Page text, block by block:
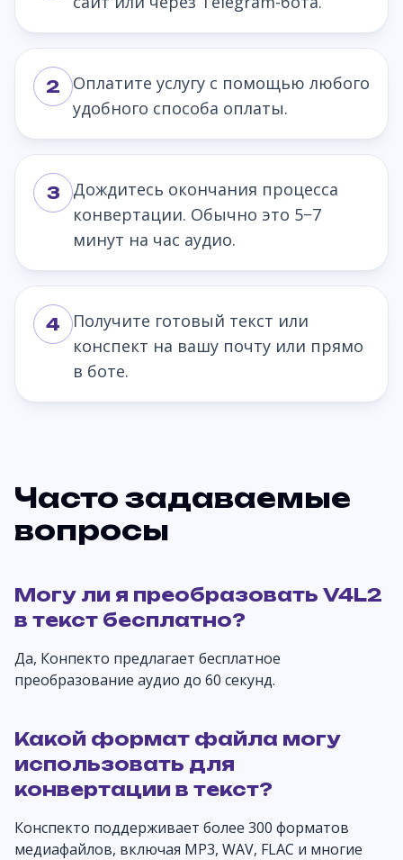
2
Оплатите услугу с помощью любого
удобного способа оплаты.
3
Дождитесь окончания процесса
конвертации. Обычно это 5−7
минут на час аудио.
4
Получите готовый текст или
конспект на вашу почту или прямо
в боте.
Часто задаваемые
вопросы
Могу ли я преобразовать V4L2
в текст бесплатно?
Да, Конпекто предлагает бесплатное
преобразование аудио до 60 секунд.
Какой формат файла могу
использовать для
конвертации в текст?
Конспекто поддерживает более 300 форматов
медиафайлов, включая MP3, WAV, FLAC и многие